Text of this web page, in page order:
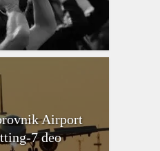
Airport
7 deo